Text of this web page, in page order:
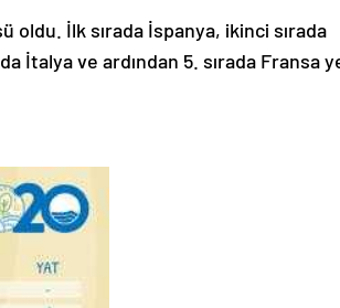
oldu. İlk sırada İspanya, ikinci sırada
İtalya ve ardından 5. sırada Fransa